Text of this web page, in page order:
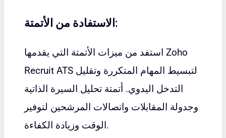
الاستفادة من الأتمتة:
استفد من ميزات الأتمتة التي يقدمها Zoho
Recruit ATS لتبسيط المهام المتكررة وتقليل
التدخل اليدوي. أتمتة تحليل السيرة الذاتية
وجدولة المقابلات واتصالات المرشحين لتوفير
الوقت وزيادة الكفاءة.